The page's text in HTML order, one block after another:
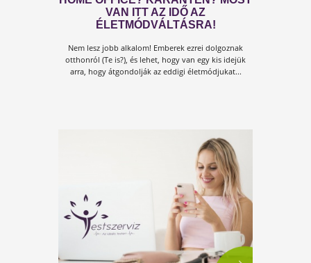
HARC A TÚLÉLÉSÉRT!
Most már nem arról van szó, hogy kényelmetlen
otthon maradni! Vagy meg kell szokni az új